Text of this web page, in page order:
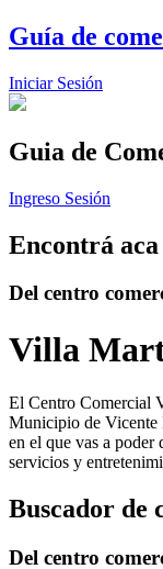
Guía de
Iniciar Sesión
Guia de
Ingreso Sesión
Encontrá
Del centro
Villa
El Centro Comercial
Municipio de Vicente
en el que vas a poder
servicios y
Buscador de
Del centro